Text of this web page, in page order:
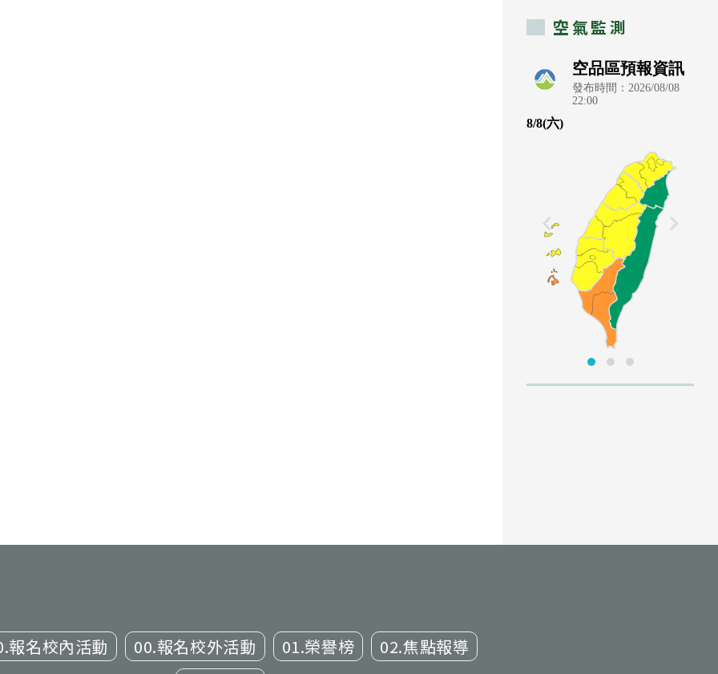
空氣監測
報名校內活動 00.報名校外活動 01.榮譽榜
02.焦點報導